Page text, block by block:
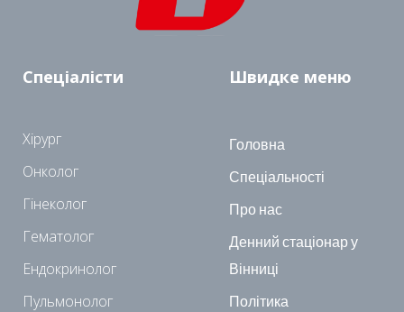
Спеціалісти
Хірург
Онколог
Гінеколог
Гематолог
Ендокринолог
Пульмонолог
Швидке меню
Головна
Спеціальності
Про нас
Денний стаціонар у
Вінниці
Політика